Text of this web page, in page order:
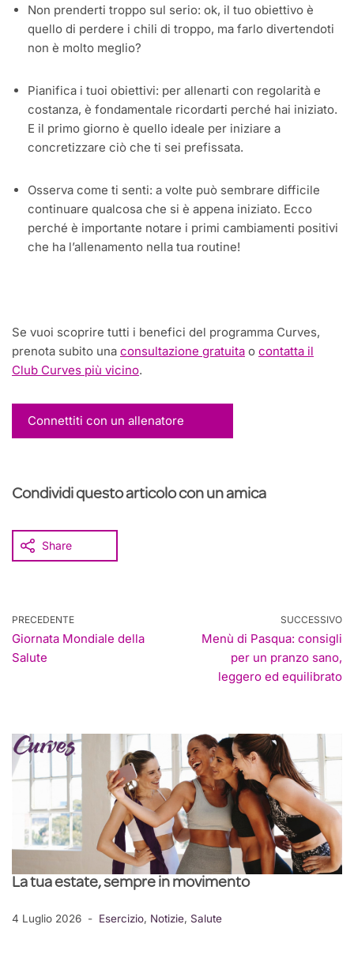
Non prenderti troppo sul serio: ok, il tuo obiettivo è
quello di perdere i chili di troppo, ma farlo divertendoti
non è molto meglio?
Pianifica i tuoi obiettivi: per allenarti con regolarità e
costanza, è fondamentale ricordarti perché hai iniziato.
E il primo giorno è quello ideale per iniziare a
concretizzare ciò che ti sei prefissata.
Osserva come ti senti: a volte può sembrare difficile
continuare qualcosa che si è appena iniziato. Ecco
perché è importante notare i primi cambiamenti positivi
che ha l’allenamento nella tua routine!
Se vuoi scoprire tutti i benefici del programma Curves,
prenota subito una consultazione gratuita o contatta il
Club Curves più vicino.
Connettiti con un allenatore
Condividi questo articolo con un amica
Share
PRECEDENTE
Giornata Mondiale della
Salute
SUCCESSIVO
Menù di Pasqua: consigli
per un pranzo sano,
leggero ed equilibrato
La tua estate, sempre in movimento
4 Luglio 2026 Esercizio, Notizie, Salute